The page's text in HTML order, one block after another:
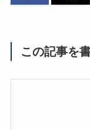
この記事を